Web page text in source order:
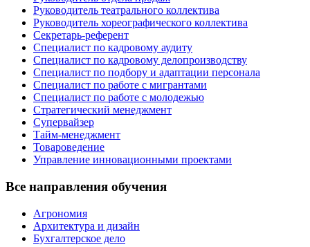
Руководитель театрального коллектива
Руководитель хореографического коллектива
Секретарь-референт
Специалист по кадровому аудиту
Специалист по кадровому делопроизводству
Специалист по подбору и адаптации персонала
Специалист по работе с мигрантами
Специалист по работе с молодежью
Стратегический менеджмент
Супервайзер
Тайм-менеджмент
Товароведение
Управление инновационными проектами
Все направления обучения
Агрономия
Архитектура и дизайн
Бухгалтерское дело